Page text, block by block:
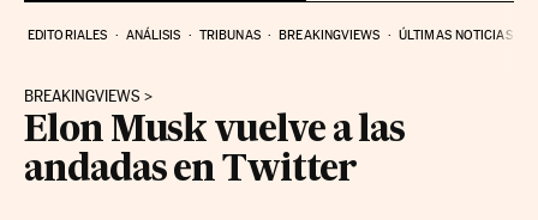
EDITORIALES ANÁLISIS TRIBUNAS BREAKINGVIEWS ÚLTIMAS NOTICIAS
BREAKINGVIEWS
Elon Musk vuelve a las
andadas en Twitter